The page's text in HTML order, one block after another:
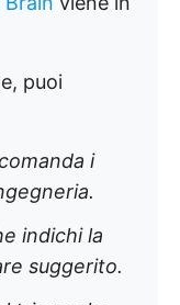
puoi
i
indichi la
suggerito.